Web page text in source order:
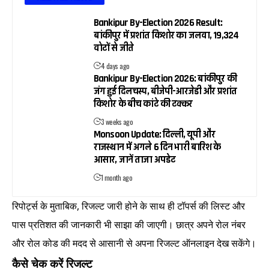
Bankipur By-Election 2026 Result:
बांकीपुर में प्रशांत किशोर का जलवा, 19,324
वोटों से जीते
4 days ago
Bankipur By-Election 2026: बांकीपुर की
जंग हुई दिलचस्प, बीजेपी-आरजेडी और प्रशांत
किशोर के बीच कांटे की टक्कर
3 weeks ago
Monsoon Update: दिल्ली, यूपी और
राजस्थान में अगले 6 दिन भारी बारिश के
आसार, जानें ताजा अपडेट
1 month ago
रिपोर्ट्स के मुताबिक, रिजल्ट जारी होने के साथ ही टॉपर्स की लिस्ट और
पास प्रतिशत की जानकारी भी साझा की जाएगी। छात्र अपने रोल नंबर
और रोल कोड की मदद से आसानी से अपना रिजल्ट ऑनलाइन देख सकेंगे।
कैसे चेक करें रिजल्ट